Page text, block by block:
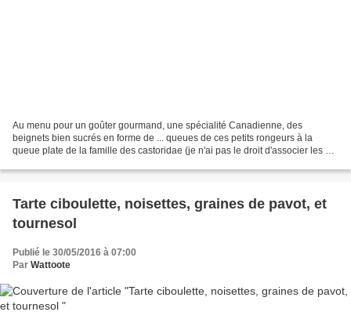
Au menu pour un goûter gourmand, une spécialité Canadienne, des
beignets bien sucrés en forme de ... queues de ces petits rongeurs à la
queue plate de la famille des castoridae (je n'ai pas le droit d'associer les 2
Tarte ciboulette, noisettes, graines de pavot, et
tournesol
Publié le 30/05/2016 à 07:00
Par Wattoote